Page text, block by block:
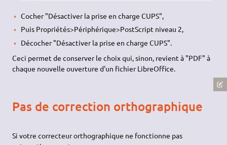
Cocher "Désactiver la prise en charge CUPS",
Puis Propriétés>Périphérique>PostScript niveau 2,
Décocher "Désactiver la prise en charge CUPS".
Ceci permet de conserver le choix qui, sinon, revient à "PDF" à
chaque nouvelle ouverture d'un fichier LibreOffice.
Pas de correction orthographique
Si votre correcteur orthographique ne fonctionne pas